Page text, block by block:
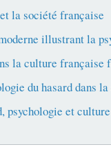
la société française
illustrant la
la culture française
du hasard dans
psychologie et